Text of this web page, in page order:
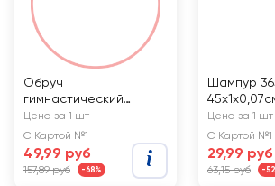
Обруч
гимнастический
КАРОЛИНА d=60см, в
ассортименте, Арт.
40-0016
Цена за 1 шт
С Картой №1
49,99 руб
157,89 руб -68%
Шампур
угловой,
182534
Цена за 1 шт
С Картой №1
29,99 руб
63,15 руб -